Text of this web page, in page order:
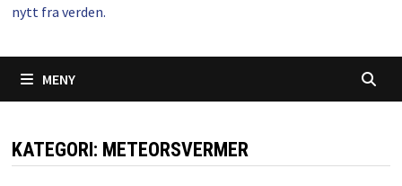
nytt fra verden.
MENY
KATEGORI: METEORSVERMER